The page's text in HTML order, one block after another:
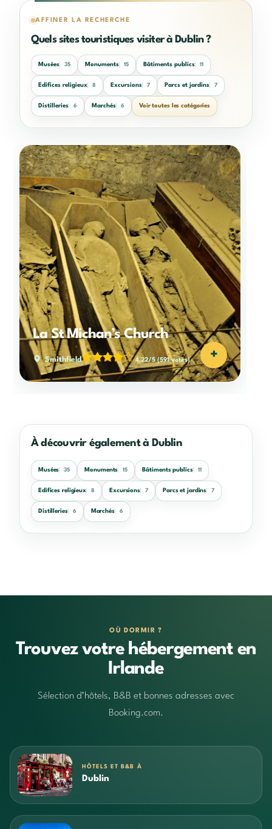
AFFINER LA RECHERCHE
Quels sites touristiques visiter à Dublin ?
Musées 35 Monuments 15 Bâtiments publics 11
Edifices religieux 8 Excursions 7 Parcs et jardins 7
Distilleries 6 Marchés 6 Voir toutes les catégories
La St Michan’s Church
Smithfield 4,22/5 (591 votes) +
À découvrir également à Dublin
Musées 35 Monuments 15 Bâtiments publics 11
Edifices religieux 8 Excursions 7 Parcs et jardins 7
Distilleries 6 Marchés 6
OÙ DORMIR ?
Trouvez votre hébergement en
Irlande
Sélection d’hôtels, B&B et bonnes adresses avec
Booking.com.
HÔTELS ET B&B À
Dublin